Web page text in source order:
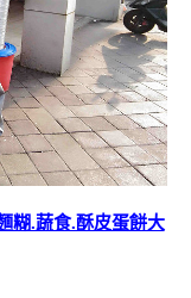
糊.蔬食.酥皮蛋餅大